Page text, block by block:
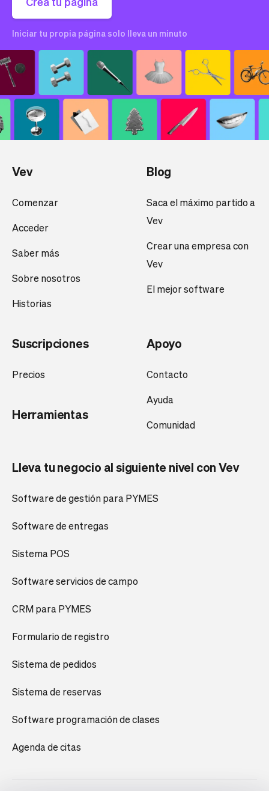
Iniciar tu propia página solo lleva un minuto
Vev
Comenzar
Acceder
Saber más
Sobre nosotros
Historias
Blog
Saca el máximo partido a
Vev
Crear una empresa con
Vev
El mejor software
Suscripciones
Precios
Herramientas
Apoyo
Contacto
Ayuda
Comunidad
Lleva tu negocio al siguiente nivel con Vev
Software de gestión para PYMES
Software de entregas
Sistema POS
Software servicios de campo
CRM para PYMES
Formulario de registro
Sistema de pedidos
Sistema de reservas
Software programación de clases
Agenda de citas